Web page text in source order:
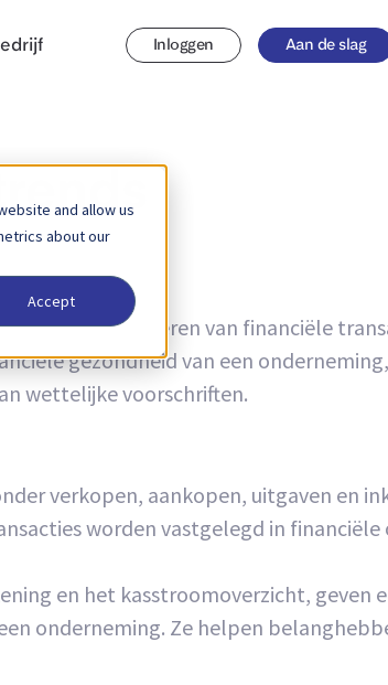
and allow us
about our
Accept
Inloggen Aan de slag
en interpreteren van financiële
gezondheid van een
wettelijke voorschriften.
verkopen, aankopen, uitgaven en
worden vastgelegd in
en het kasstroomoverzicht, geven
onderneming. Ze helpen